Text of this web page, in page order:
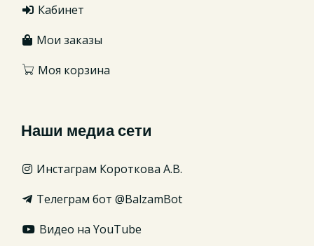
Кабинет
Мои заказы
Моя корзина
Наши медиа сети
Инстаграм Короткова А.В.
Телеграм бот @BalzamBot
Видео на YouTube